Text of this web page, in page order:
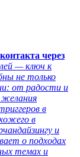
через
— ключ к
не только
от радости и
желания
в
в
и
о подходах
темах и